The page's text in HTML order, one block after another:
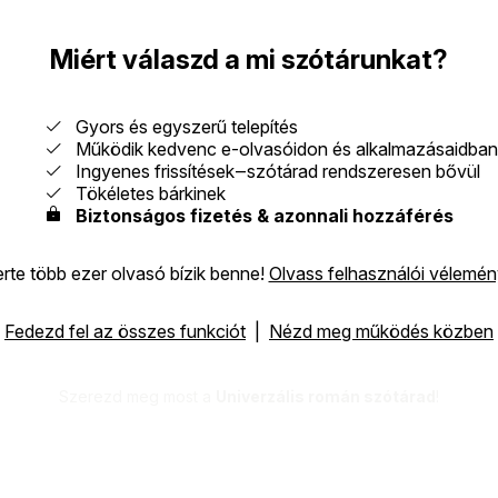
Miért válaszd a mi szótárunkat?
Gyors és egyszerű telepítés
Működik kedvenc e-olvasóidon és alkalmazásaidban
Ingyenes frissítések‒szótárad rendszeresen bővül
Tökéletes bárkinek
Biztonságos fizetés & azonnali hozzáférés
több ezer olvasó bízik benne! Olvass felhasználói
Fedezd fel az összes funkciót Nézd meg működés közben